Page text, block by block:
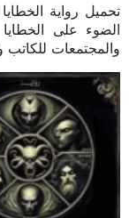
الضوء على الخطايا
والمجتمعات